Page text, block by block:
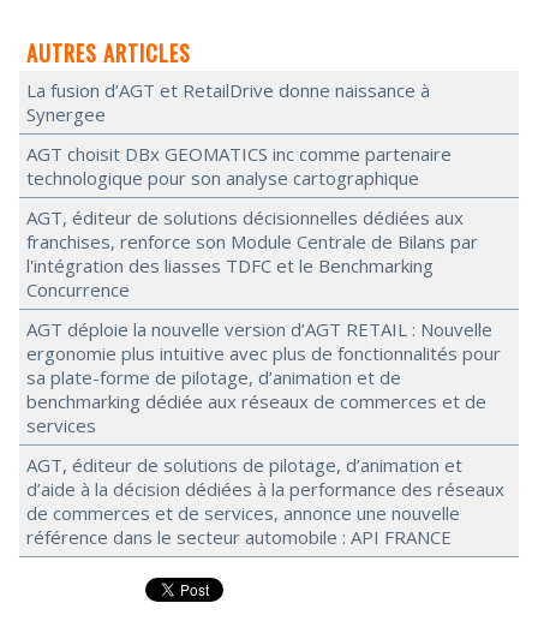
AUTRES ARTICLES
La fusion d’AGT et RetailDrive donne naissance à
Synergee
AGT choisit DBx GEOMATICS inc comme partenaire
technologique pour son analyse cartographique
AGT, éditeur de solutions décisionnelles dédiées aux
franchises, renforce son Module Centrale de Bilans par
l'intégration des liasses TDFC et le Benchmarking
Concurrence
AGT déploie la nouvelle version d’AGT RETAIL : Nouvelle
ergonomie plus intuitive avec plus de fonctionnalités pour
sa plate-forme de pilotage, d’animation et de
benchmarking dédiée aux réseaux de commerces et de
services
AGT, éditeur de solutions de pilotage, d’animation et
d’aide à la décision dédiées à la performance des réseaux
de commerces et de services, annonce une nouvelle
référence dans le secteur automobile : API FRANCE